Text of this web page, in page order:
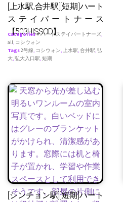
[上水駅,合井駅][短期]ハート
ステイパートナース
【503HISSOD】
Categories♥ ハートステイパートナーズ,
all, コシウォン
Tags2号線, コシウォン, 上水駅,合井駅,弘
大,弘大入口駅,短期
[シンチョン駅][短期]ハート